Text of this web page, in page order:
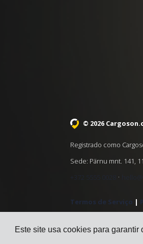
Este site usa cookies para
© 2026
Registrado como
Sede: Pärnu mnt. 141,
+372 5555 0028
·
Termos de Serviço |